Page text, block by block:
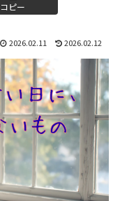
コピー
2026.02.11 2026.02.12